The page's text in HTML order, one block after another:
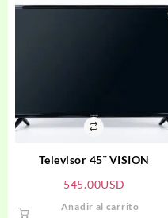
Televisor 45¨ VISION
545.00USD
Añadir al carrito